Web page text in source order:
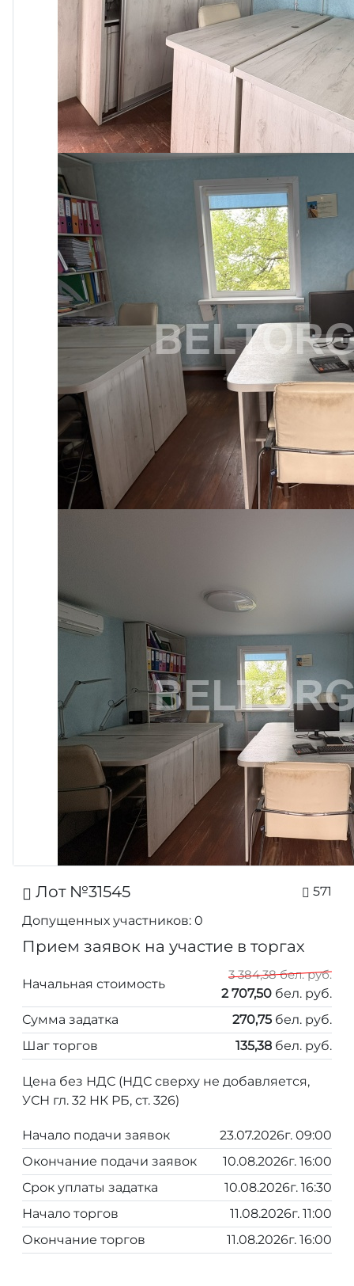
Лот №31545 571
Допущенных участников: 0
Прием заявок на участие в торгах
Начальная стоимость
3 384,38 бел. руб.
2 707,50 бел. руб.
Сумма задатка
270,75 бел. руб.
Шаг торгов
135,38 бел. руб.
Цена без НДС (НДС сверху не добавляется,
УСН гл. 32 НК РБ, ст. 326)
Начало подачи заявок
23.07.2026г. 09:00
Окончание подачи заявок
10.08.2026г. 16:00
Срок уплаты задатка
10.08.2026г. 16:30
Начало торгов
11.08.2026г. 11:00
Окончание торгов
11.08.2026г. 16:00